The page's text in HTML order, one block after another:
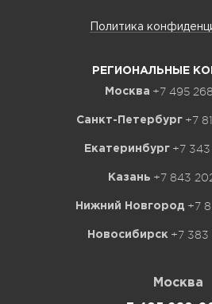
Политика
РЕГИОНАЛЬНЫЕ
Москва +7 495
Санкт-Петербург +7
Екатеринбург +7
Казань +7 843
Нижний Новгород +7
Новосибирск +7
Москва